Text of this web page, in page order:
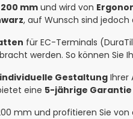
mm und wird von
, auf Wunsch sind
für EC-Terminals
werden. So können Sie
individuelle Gestaltung Ihrer
eine 5-jährige Garantie
mm und profitieren Sie von